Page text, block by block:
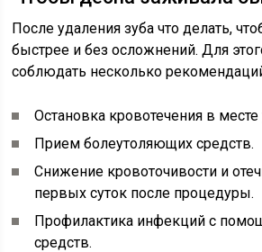
После удаления зуба что делать,
быстрее и без осложнений. Для
соблюдать несколько
Остановка кровотечения в месте
Прием болеутоляющих средств.
Снижение кровоточивости и
первых суток после процедуры.
Профилактика инфекций с
средств.